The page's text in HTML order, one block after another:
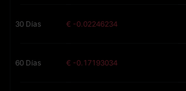
30 Días € -0.02246234
60 Días € -0.17193034